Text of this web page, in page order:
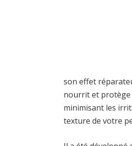
son effet
nourrit et protège
minimisant les
texture de votre